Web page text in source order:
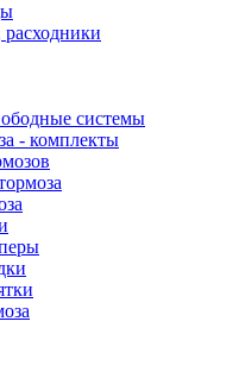
системы
- комплекты